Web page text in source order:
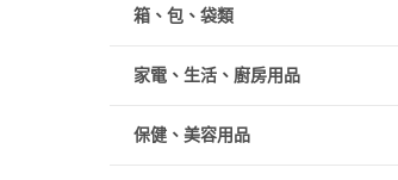
箱、包、袋類
家電、生活、廚房用品
保健、美容用品